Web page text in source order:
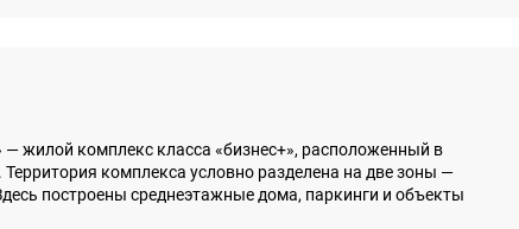
жилой комплекс класса «бизнес+», расположенный в
комплекса условно разделена на две зоны —
построены среднеэтажные дома, паркинги и объекты